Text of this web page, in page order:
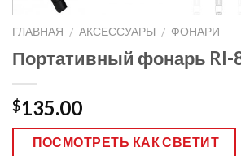
ГЛАВНАЯ / АКСЕССУАРЫ / ФОНАРИ
Портативный фонарь RI-
$135.00
ПОСМОТРЕТЬ КАК СВЕТИТ